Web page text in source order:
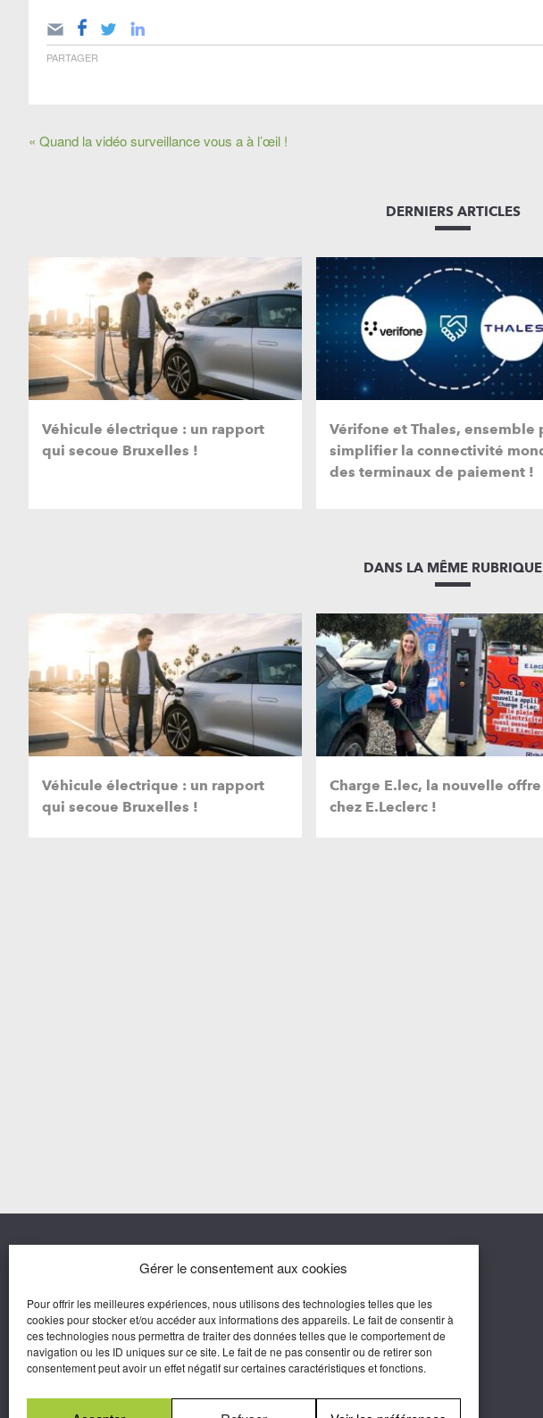
Gérer le consentement aux cookies
Pour offrir les meilleures expériences, nous utilisons des technologies telles que les
cookies pour stocker et/ou accéder aux informations des appareils. Le fait de consentir à
ces technologies nous permettra de traiter des données telles que le comportement de
navigation ou les ID uniques sur ce site. Le fait de ne pas consentir ou de retirer son
consentement peut avoir un effet négatif sur certaines caractéristiques et fonctions.
PARTAGER
« Quand la vidéo surveillance vous a à l’œil !
DERNIERS ARTICLES
Véhicule électrique : un rapport
qui secoue Bruxelles !
Vérifone et Thales, ensemble
simplifier la connectivité
des terminaux de paiement !
DANS LA MÊME RUBRIQUE
Véhicule électrique : un rapport
qui secoue Bruxelles !
Charge E.lec, la nouvelle offre
chez E.Leclerc !
Une marque d’Agora Médias,
Éditeur de presse.
Agora Médias
Yves Guittat